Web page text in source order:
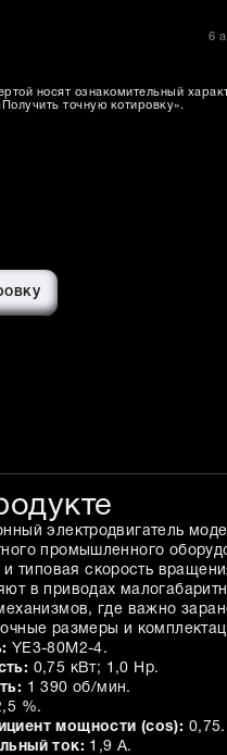
6
носят ознакомительный
точную котировку».
электродвигатель
промышленного
и типовая скорость
в приводах
где важно
размеры и
YE3-80M2-4.
0,75 кВт; 1,0 Hp.
1 390 об/мин.
%.
мощности (cos): 0,75.
ток: 1,9 А.